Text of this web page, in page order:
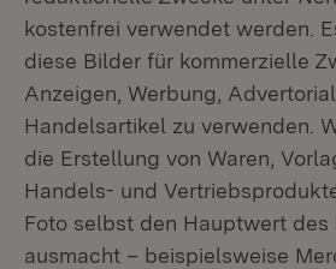
kostenfrei verwendet werden.
diese Bilder für kommerzielle
Anzeigen, Werbung,
Handelsartikel zu verwenden.
die Erstellung von Waren,
Handels- und
Foto selbst den Hauptwert des
ausmacht – beispielsweise